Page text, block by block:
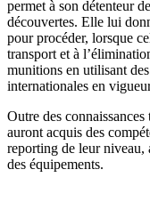
permet à son détenteur
découvertes. Elle lui
pour procéder, lorsque
transport et à
munitions en utilisant
internationales en
Outre des
auront acquis des
reporting de leur niveau,
des équipements.